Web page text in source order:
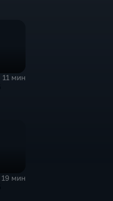
11 мин
19 мин